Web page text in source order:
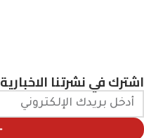
اشترك في نشرتنا الاخبارية